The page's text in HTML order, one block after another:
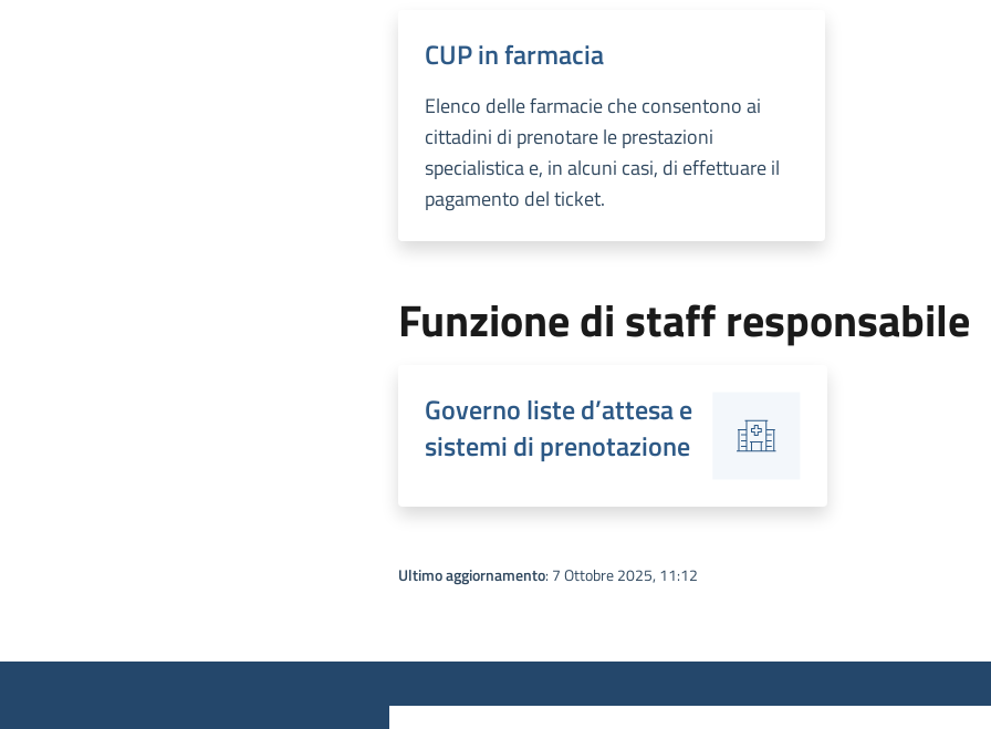
CUP in farmacia
Elenco delle farmacie che consentono ai
cittadini di prenotare le prestazioni
specialistica e, in alcuni casi, di effettuare il
pagamento del ticket.
Funzione di staff responsabile
Governo liste d’attesa e
sistemi di prenotazione
Ultimo aggiornamento: 7 Ottobre 2025, 11:12